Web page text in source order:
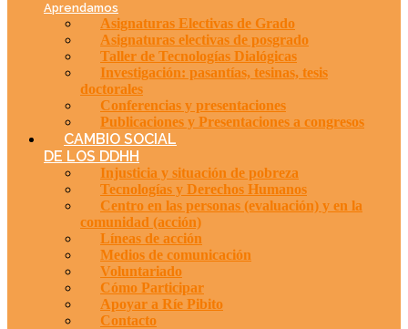
Aprendamos
Asignaturas Electivas de Grado
Asignaturas electivas de posgrado
Taller de Tecnologías Dialógicas
Investigación: pasantías, tesinas, tesis
doctorales
Conferencias y presentaciones
Publicaciones y Presentaciones a congresos
CAMBIO SOCIAL
DE LOS DDHH
Injusticia y situación de pobreza
Tecnologías y Derechos Humanos
Centro en las personas (evaluación) y en la
comunidad (acción)
Líneas de acción
Medios de comunicación
Voluntariado
Cómo Participar
Apoyar a Ríe Pibito
Contacto